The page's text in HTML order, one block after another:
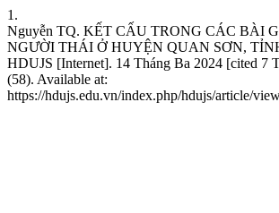
1.
Nguyễn TQ. KẾT CẤU TRONG CÁC BÀI
NGƯỜI THÁI Ở HUYỆN QUAN SƠN,
HDUJS [Internet]. 14 Tháng Ba 2024 [cited 7
(58). Available at:
https://hdujs.edu.vn/index.php/hdujs/article/